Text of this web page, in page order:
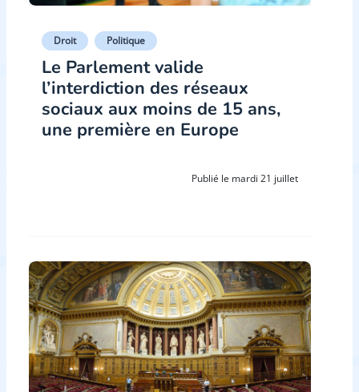
Droit Politique
Le Parlement valide
l’interdiction des réseaux
sociaux aux moins de 15 ans,
une première en Europe
Publié le mardi 21 juillet